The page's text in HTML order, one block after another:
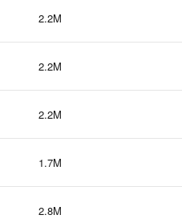
2.2M
2.2M
2.2M
1.7M
2.8M